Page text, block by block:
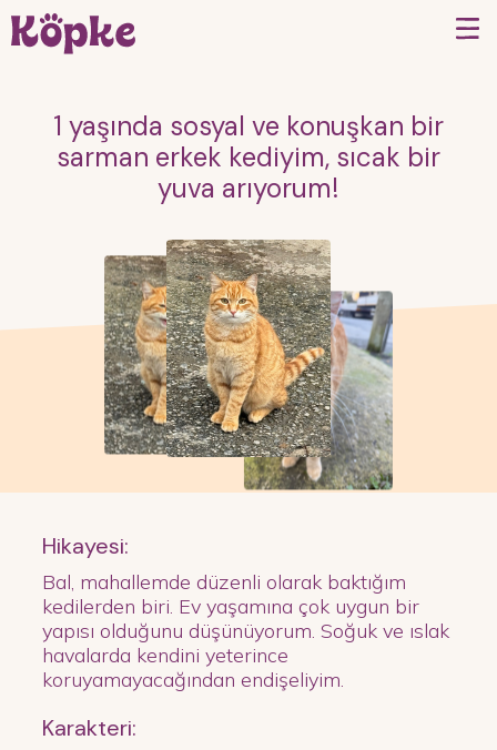
1 yaşında sosyal ve konuşkan bir
sarman erkek kediyim, sıcak bir
yuva arıyorum!
Hikayesi:
Bal, mahallemde düzenli olarak baktığım
kedilerden biri. Ev yaşamına çok uygun bir
yapısı olduğunu düşünüyorum. Soğuk ve ıslak
havalarda kendini yeterince
koruyamayacağından endişeliyim.
Karakteri: